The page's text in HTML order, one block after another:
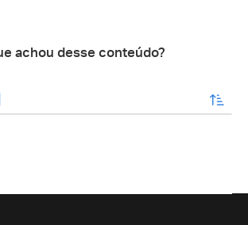
achou desse conteúdo?
enviar